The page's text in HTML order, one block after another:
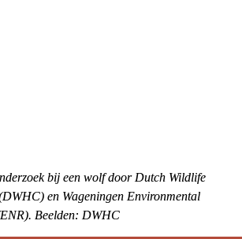
bij een wolf door Dutch Wildlife
en Wageningen Environmental
Beelden: DWHC